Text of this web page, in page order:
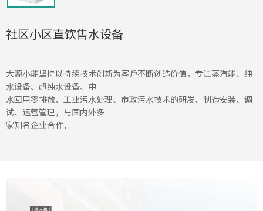
社区小区直饮售水设备
⼤源⼩能坚持以持续技术创新为客⼾不断创造价值，专注蒸汽能、纯
⽔设备、超纯⽔设备、中
⽔回⽤零排放、⼯业污⽔处理、市政污⽔技术的研发、制造安装、调
试、运营管理，与国内外多
家知名企业合作，